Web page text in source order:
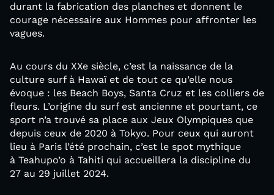
durant la fabrication des planches et donnent le
courage nécessaire aux Hommes pour affronter les
vagues.
Au cours du XXe siècle, c’est la naissance de la
culture surf à Hawaï et de tout ce qu’elle nous
évoque : les Beach Boys, Santa Cruz et les colliers de
fleurs. L’origine du surf est ancienne et pourtant, ce
sport n’a trouvé sa place aux Jeux Olympiques que
depuis ceux de 2020 à Tokyo. Pour ceux qui auront
lieu à Paris l’été prochain, c’est le spot mythique
à Teahupo’o à Tahiti qui accueillera la discipline du
27 au 29 juillet 2024.